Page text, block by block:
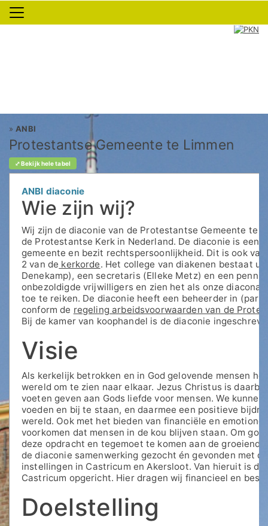
» ANBI
Protestantse Gemeente te Limmen
⤢ Bekijk hele tabel
ANBI diaconie
Wie zijn wij?
Wij zijn de diaconie van de Protestantse Gemeente te
de Protestantse Kerk in Nederland. De diaconie is een
gemeente en bezit rechtspersoonlijkheid. Dit is ook
2 van de kerkorde. Het college van diakenen bestaat
Denekamp), een secretaris (Elleke Metz) en een
onbezoldigde vrijwilligers en zien het als onze
toe te reiken. De diaconie heeft een beheerder in
conform de regeling arbeidsvoorwaarden van de
Bij de kamer van koophandel is de diaconie
Visie
Als kerkelijk betrokken en in God gelovende mensen
wereld om te zien naar elkaar. Jezus Christus is
voeten geven aan Gods liefde voor mensen. We
voeden en bij te staan, en daarmee een positieve
wereld. Ook met het bieden van financiële en
voorkomen dat mensen in de kou blijven staan. Om
deze opdracht en tegemoet te komen aan de
de diaconie samenwerking gezocht én gevonden met
instellingen in Castricum en Akersloot. Van hieruit is
Castricum opgericht. Hier dragen wij financieel en
Doelstelling